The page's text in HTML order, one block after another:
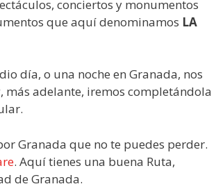
conciertos y monumentos
que aquí denominamos LA
día, o una noche en Granada, nos
más adelante, iremos completándola
Granada que no te puedes perder.
. Aquí tienes una buena Ruta,
de Granada.